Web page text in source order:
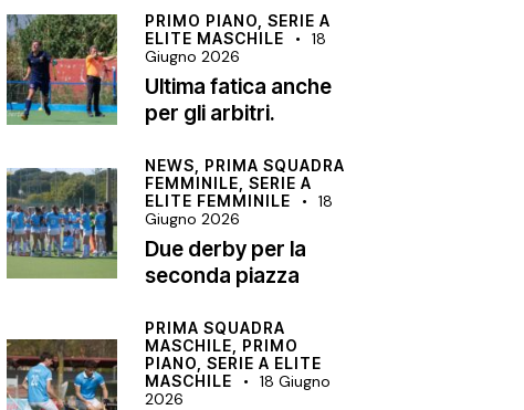
PRIMO PIANO,SERIE A
ELITE MASCHILE
18
Giugno 2026
Ultima fatica anche
per gli arbitri.
NEWS, PRIMA SQUADRA
FEMMINILE,SERIE A
ELITE FEMMINILE
18
Giugno 2026
Due derby per la
seconda piazza
PRIMA SQUADRA
MASCHILE, PRIMO
PIANO,SERIE A ELITE
MASCHILE
18 Giugno
2026